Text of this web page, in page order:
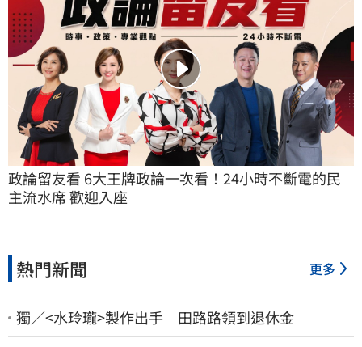
政論留友看 6大王牌政論一次看！24小時不斷電的民
主流水席 歡迎入座
熱門新聞 更多
獨／<水玲瓏>製作出手 田路路領到退休金